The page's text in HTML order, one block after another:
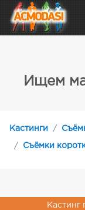
Ищем
Кастинги
Съёмки
Кастинг